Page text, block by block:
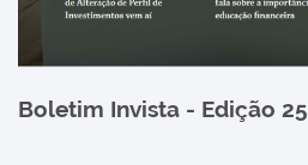
Boletim Invista - Edição 25